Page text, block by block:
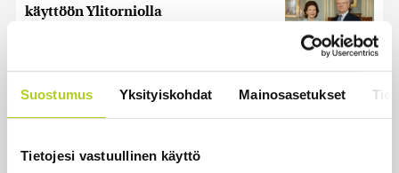
Suostumus Yksityiskohdat Mainosasetukset
Tietojesi vastuullinen käyttö
käyttöön Ylitorniolla
hänestä on Ylen gallupin todellinen
uutinen – ”Kokoomus maksaa siitä
Uutiset | 6.8.2026 11:56